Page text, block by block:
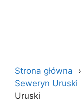
Strona główna
Seweryn Uruski
Uruski